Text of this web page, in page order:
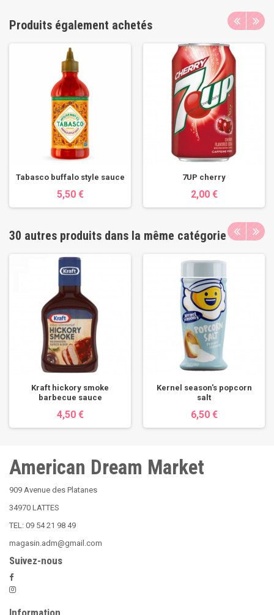
Produits également achetés
Tabasco buffalo style sauce
5,50 €
7UP cherry
2,00 €
30 autres produits dans la même catégorie
Kraft hickory smoke
barbecue sauce
4,50 €
Kernel season's popcorn
salt
6,50 €
American Dream Market
909 Avenue des Platanes
34970 LATTES
TEL: 09 54 21 98 49
magasin.adm@gmail.com
Suivez-nous
Information